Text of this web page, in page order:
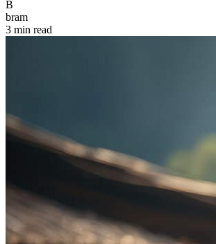
B
bram
3 min read